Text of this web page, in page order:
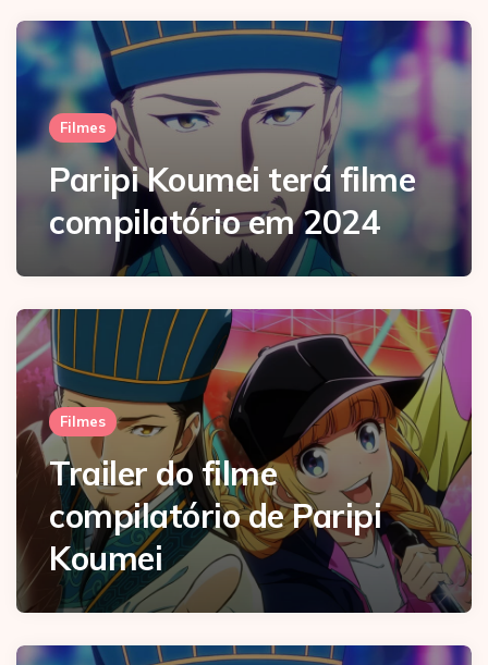
Filmes
Paripi Koumei terá filme
compilatório em 2024
Filmes
Trailer do filme
compilatório de Paripi
Koumei